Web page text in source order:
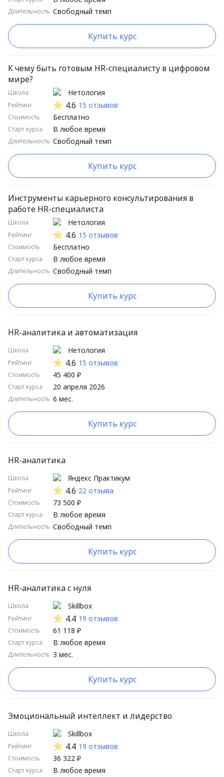
Длительность Свободный темп
Купить курс
К чему быть готовым HR-специалисту в цифровом
мире?
Школа
Рейтинг
Стоимость
Старт курса
Длительность
Нетология
4.6 15 отзывов
Бесплатно
Свободный темп
В любое время
Купить курс
Инструменты карьерного консультирования в
работе HR-специалиста
Школа
Рейтинг
Стоимость
Старт курса
Длительность
Нетология
4.6 15 отзывов
Бесплатно
Свободный темп
В любое время
Купить курс
HR-аналитика и автоматизация
Школа
Рейтинг
Стоимость
Старт курса
Длительность
Нетология
4.6 15 отзывов
45 400 ₽
6 мес.
20 апреля 2026
Купить курс
HR-аналитика
Школа
Рейтинг
Стоимость
Старт курса
Длительность
Яндекс Практикум
4.6 22 отзыва
73 500 ₽
Свободный темп
В любое время
Купить курс
HR-аналитика с нуля
Школа
Рейтинг
Стоимость
Старт курса
Длительность
Skillbox
4.4 19 отзывов
61 118 ₽
3 мес.
В любое время
Купить курс
Эмоциональный интеллект и лидерство
Школа
Рейтинг
Стоимость
Старт курса
Skillbox
4.4 19 отзывов
36 322 ₽
В любое время